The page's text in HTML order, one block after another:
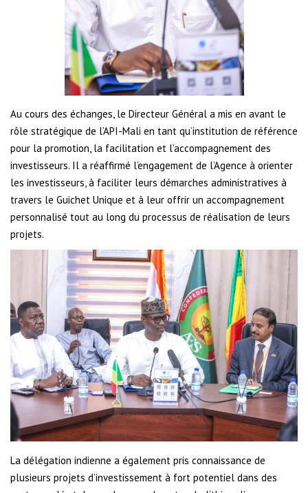
Au cours des échanges, le Directeur Général a mis en avant le
rôle stratégique de l’API-Mali en tant qu’institution de référence
pour la promotion, la facilitation et l’accompagnement des
investisseurs. Il a réaffirmé l’engagement de l’Agence à orienter
les investisseurs, à faciliter leurs démarches administratives à
travers le Guichet Unique et à leur offrir un accompagnement
personnalisé tout au long du processus de réalisation de leurs
projets.
La délégation indienne a également pris connaissance de
plusieurs projets d’investissement à fort potentiel dans des